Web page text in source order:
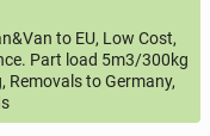
to EU, Low Cost,
Part load 5m3/300kg
Removals to Germany,